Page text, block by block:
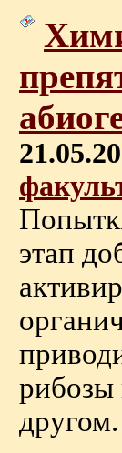
этап
рибозы